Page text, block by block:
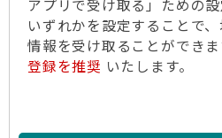
アプリで受け取る」ための設
いずれかを設定することで
情報を受け取ることができ
登録を推奨 いたします。